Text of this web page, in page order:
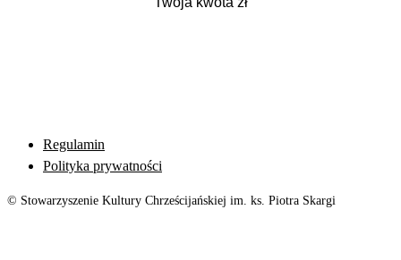
Regulamin
Polityka prywatności
© Stowarzyszenie Kultury Chrześcijańskiej im. ks. Piotra Skargi